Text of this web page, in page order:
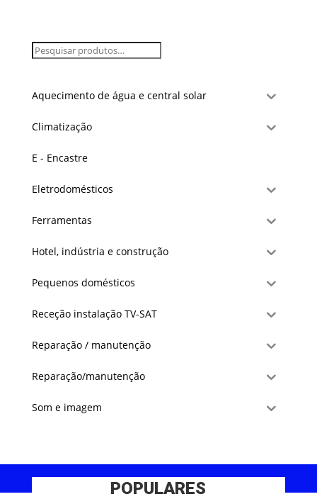
Aquecimento de água e central solar
Climatização
E - Encastre
Eletrodomésticos
Ferramentas
Hotel, indústria e construção
Pequenos domésticos
Receção instalação TV-SAT
Reparação / manutenção
Reparação/manutenção
Som e imagem
POPULARES